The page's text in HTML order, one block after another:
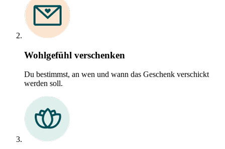
Wohlgefühl verschenken
Du bestimmst, an wen und wann das Geschenk verschickt
werden soll.